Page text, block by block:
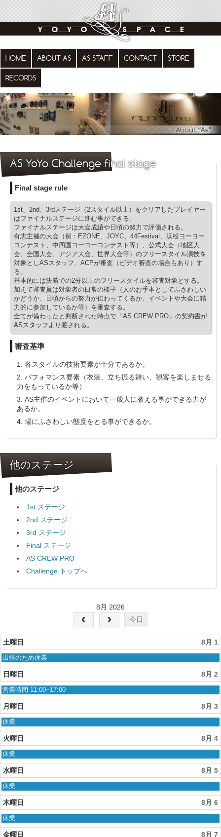
HOME ABOUT AS AS STAFF CONTACT STORE
RECORDS
AS YoYo Challenge final stage
Final stage rule
1st、2nd、3rdステージ（2スタイル以上）をクリアしたプレイヤー
はファイナルステージに進む事ができる。
ファイナルステージは大会成績や日頃の努力で評価される。
有志主催の大会（例：EZONE、JOYC、44Festival、浜松ヨーヨー
コンテスト、中四国ヨーヨーコンテスト等）、公式大会（地区大
会、全国大会、アジア大会、世界大会等）のフリースタイル演技を
対象としASスタッフ、ACPが審査（ビデオ審査の場合もあり）す
る。
基本的には決勝での2分以上のフリースタイルを審査対象とする。
加えて審査員は対象者の日常の様子（人のお手本としてふさわしい
かどうか、日頃からの努力が伝わってくるか、イベントや大会に精
力的に参加しているか等）を審査する。
全てが備わったと判断された時点で「AS CREW PRO」の契約書が
ASスタッフより渡される。
審査基準
各スタイルの技術要素が十分であるか。
パフォマンス要素（衣装、立ち振る舞い、観客を楽しませる
力をもっているか等）
AS主催のイベントにおいて一般人に教える事ができる力が
あるか。
場にふさわしい態度をとる事ができるか。
他のステージ
他のステージ
1st ステージ
2nd ステージ
3rd ステージ
Final ステージ
AS CREW PRO
Challenge トップへ
8月 2026
今日
土曜日 8月 1
土
日,
8
月
1st
2026
出張のため休業
日曜日 8月 2
日
日,
8
月
2nd
2026
営業時間 11:00~17:00
月曜日 8月 3
月
日,
8
月
3rd
2026
休業
火曜日 8月 4
火
日,
8
月
4th
2026
休業
水曜日 8月 5
水
日,
8
月
5th
2026
休業
木曜日 8月 6
木
日,
休業
金曜日 8月 7